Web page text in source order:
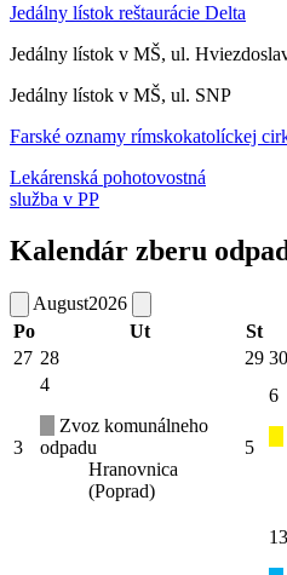
Jedálny lístok reštaurácie Delta
Jedálny lístok v MŠ, ul.
Jedálny lístok v MŠ, ul. SNP
Farské oznamy rímskokatolíckej
Lekárenská pohotovostná
služba v PP
Kalendár zberu
August2026
Po
Ut St
27 28 29 30
3
4
Zvoz komunálneho
odpadu
Hranovnica
(Poprad)
5
6
13